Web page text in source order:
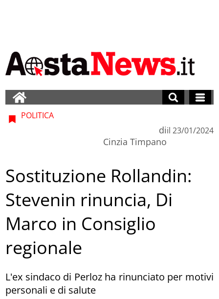
POLITICA
di
Cinzia Timpano
il 23/01/2024
Sostituzione Rollandin:
Stevenin rinuncia, Di
Marco in Consiglio
regionale
L'ex sindaco di Perloz ha rinunciato per motivi
personali e di salute